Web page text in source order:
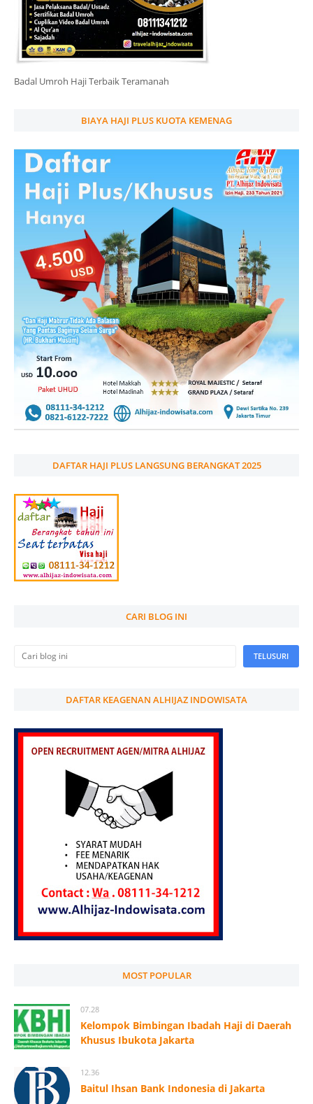
Badal Umroh Haji Terbaik Teramanah
BIAYA HAJI PLUS KUOTA KEMENAG
DAFTAR HAJI PLUS LANGSUNG BERANGKAT 2025
CARI BLOG INI
DAFTAR KEAGENAN ALHIJAZ INDOWISATA
MOST POPULAR
07.28
Kelompok Bimbingan Ibadah Haji di Daerah
Khusus Ibukota Jakarta
12.36
Baitul Ihsan Bank Indonesia di Jakarta